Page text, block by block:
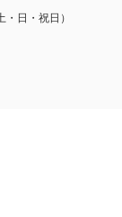
日・祝日）